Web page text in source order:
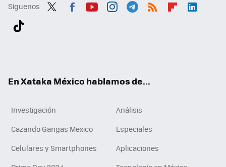
Síguenos
En Xataka México hablamos de...
Investigación
Análisis
Cazando Gangas Mexico
Especiales
Celulares y Smartphones
Aplicaciones